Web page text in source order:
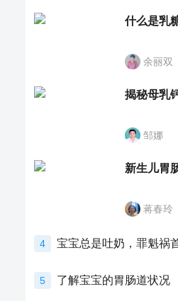
余丽双
邹娜
蒋春玲
4 宝宝总是吐奶，罪魁祸
5 了解宝宝的胃肠道状况